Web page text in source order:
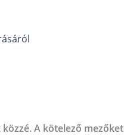
A kötelező mezőket